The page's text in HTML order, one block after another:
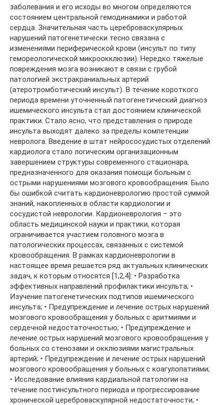
заболевания и его исходы во многом определяются
состоянием центральной гемодинамики и работой
сердца. Значительная часть цереброваскулярных
нарушений патогенетически тесно связана с
изменениями периферической крови (инсульт по типу
гемореологической микроокклюзии). Нередко тяжелые
повреждения мозга возникают в связи с грубой
патологией экстракраниальных артерий
(атеротромботический инсульт). В течение короткого
периода времени уточненный патогенетический диагноз
ишемического инсульта стал достоянием клинической
практики. Стало ясно, что представления о природе
инсульта выходят далеко за пределы компетенции
невролога. Введение в штат нейрососудистых отделений
кардиолога стало логическим организационным
завершением структуры современного стационара,
предназначенного для оказания помощи больным с
острыми нарушениями мозгового кровообращения. Было
бы ошибкой считать кардионеврологию простой суммой
знаний, накопленных в области кардиологии и
сосудистой неврологии. Кардионеврология – это
область медицинской науки и практики, которая
ограничивается участием головного мозга в
патологических процессах, связанных с системой
кровообращения. В рамках кардионеврологии в
настоящее время решается ряд актуальных клинических
задач, к которым относятся [1,2,4]: • Разработка
эффективных направлений профилактики инсульта; •
Изучение патогенетических подтипов ишемического
инсульта; • Предупреждение и лечение острых нарушений
мозгового кровообращения у больных с аритмиями и
сердечной недостаточностью; • Предупреждение и
лечение острых нарушений мозгового кровообращения у
больных со стенозами и окклюзиями магистральных
артерий; • Предупреждение и лечение острых нарушений
мозгового кровообращения у больных с коагулопатиями;
• Исследование влияния кардиальной патологии на
течение постинсультного периода и прогрессирование
хронической цереброваскулярной недостаточности; •